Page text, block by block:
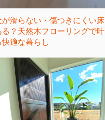
が滑らない・傷つきにくい床
る？天然木フローリングで叶
快適な暮らし